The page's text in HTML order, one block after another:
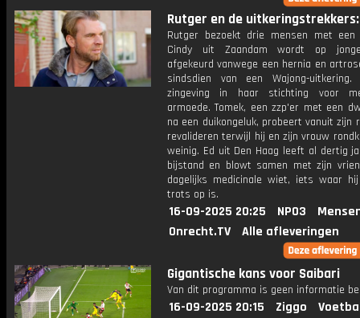
Rutger en de
Rutger bezoekt drie mensen met een
Cindy uit Zaandam wordt op
afgekeurd vanwege een hernia en
sindsdien van een Wajong-
zingeving in haar stichting voor
armoede. Tomek, een zzp'er met een
na een duikongeluk, probeert vanuit zijn
revalideren terwijl hij en zijn vrouw
weinig. Ed uit Den Haag leeft al dertig
bijstand en blowt samen met zijn
dagelijks medicinale wiet, iets waar
trots op is.
16-09-2025 20:25 NPO3
Onrecht.TV
Alle afleveringen
Gigantische kans voor Saibari
Van dit programma is geen informatie
16-09-2025 20:15 Ziggo